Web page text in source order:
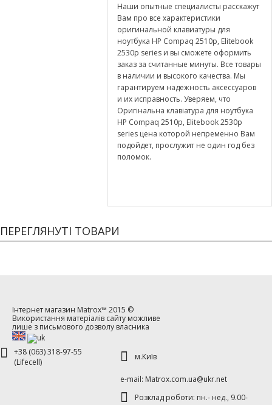
Наши опытные специалисты расскажут
Вам про все характеристики
оригинальной клавиатуры для
ноутбука HP Compaq 2510p, Elitebook
2530p series и вы сможете оформить
заказ за считанные минуты. Все товары
в наличии и высокого качества. Мы
гарантируем надежность аксессуаров
и их исправность. Уверяем, что
Оригінальна клавіатура для ноутбука
HP Compaq 2510p, Elitebook 2530p
series цена которой непременно Вам
подойдет, прослужит не один год без
поломок.
ПЕРЕГЛЯНУТІ ТОВАРИ
Інтернет магазин Matrox™ 2015 ©
Використання матеріалів сайту можливе
лише з письмового дозволу власника
+38 (063) 318-97-55
(Lifecell)
м.Київ
е-mаil: Matrox.com.ua@ukr.net
Розклад роботи: пн.- нед., 9.00-